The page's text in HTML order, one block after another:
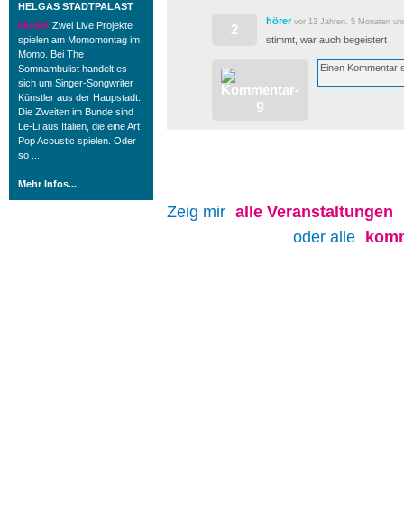
HELGAS STADTPALAST
MUSIK Zwei Live Projekte
spielen am Momomontag im
Momo. Bei The
Somnambulist handelt es
sich um Singer-Songwriter
Künstler aus der Haupstadt.
Die Zweiten im Bunde sind
Le-Li aus Italien, die eine Art
Pop Acoustic spielen. Oder
so ...
Mehr Infos...
2
hörer vor 13 Jahren, 5 Monaten
stimmt, war auch begeistert
Zeig mir alle Veranstaltungen
oder alle